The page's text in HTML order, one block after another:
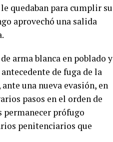
quedaban para cumplir su
aprovechó una salida
arma blanca en poblado y
de fuga de la
una nueva evasión, en
pasos en el orden de
permanecer prófugo
penitenciarios que